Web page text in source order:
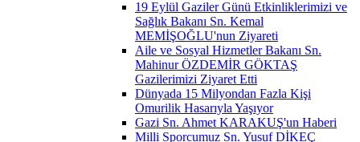
19 Eylül Gaziler Günü Etkinliklerimizi ve
Sağlık Bakanı Sn. Kemal
MEMİŞOĞLU'nun Ziyareti
Aile ve Sosyal Hizmetler Bakanı Sn.
Mahinur ÖZDEMİR GÖKTAŞ
Gazilerimizi Ziyaret Etti
Dünyada 15 Milyondan Fazla Kişi
Omurilik Hasarıyla Yaşıyor
Gazi Sn. Ahmet KARAKUŞ'un Haberi
Milli Sporcumuz Sn. Yusuf DİKEÇ